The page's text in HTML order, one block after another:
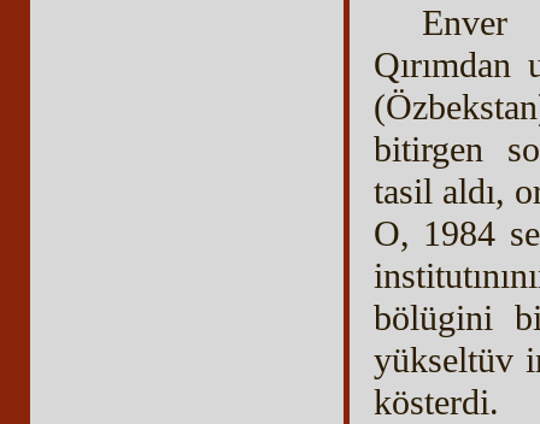
Enver
bitirgen
tasil aldı,
O, 1984
bölügini
yükseltüv
kösterdi.